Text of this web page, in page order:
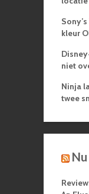
kleur
niet
Ninja
twee